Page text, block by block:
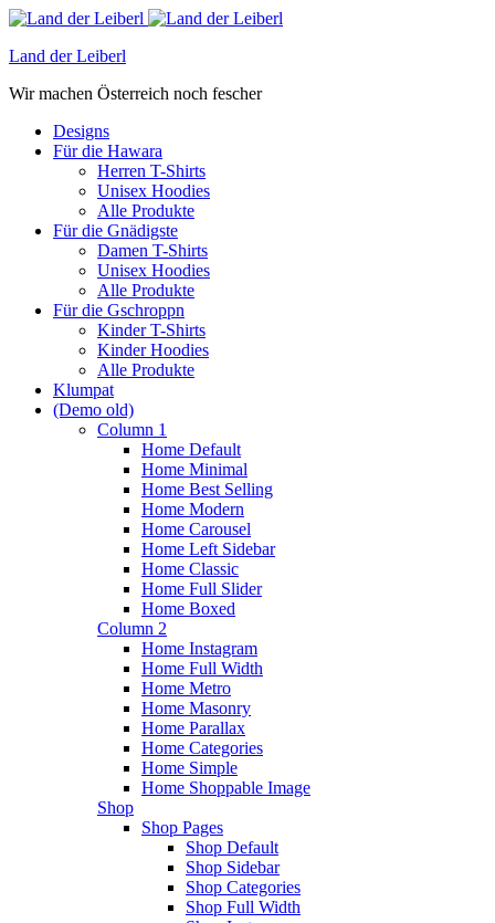
Land der Leiberl
Wir machen Österreich noch fescher
Designs
Für die Hawara
Herren T-Shirts
Unisex Hoodies
Alle Produkte
Für die Gnädigste
Damen T-Shirts
Unisex Hoodies
Alle Produkte
Für die Gschroppn
Kinder T-Shirts
Kinder Hoodies
Alle Produkte
Klumpat
(Demo old)
Column 1
Home Default
Home Minimal
Home Best Selling
Home Modern
Home Carousel
Home Left Sidebar
Home Classic
Home Full Slider
Home Boxed
Column 2
Home Instagram
Home Full Width
Home Metro
Home Masonry
Home Parallax
Home Categories
Home Simple
Home Shoppable Image
Shop
Shop Pages
Shop Default
Shop Sidebar
Shop Categories
Shop Full Width